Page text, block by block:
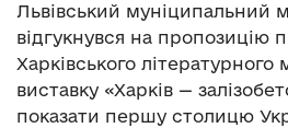
Львівський муніципальний
відгукнувся на пропозицію
Харківського
виставку «Харків —
показати першу столицю